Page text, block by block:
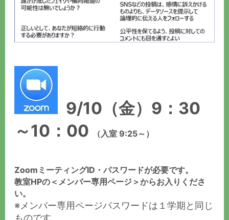
9/10（金）9：30
～10：00
（入室 9:25～）
ZoomミーティングID・パスワードが必要です。
教室HPの＜ メンバー専用ページ ＞からお入りくださ
い。
※メンバー専用ページパスワードは１学期と同じ
ものです